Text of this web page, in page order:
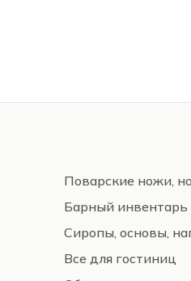
Поварские ножи,
Барный инвентарь
Сиропы, основы,
Все для гостиниц